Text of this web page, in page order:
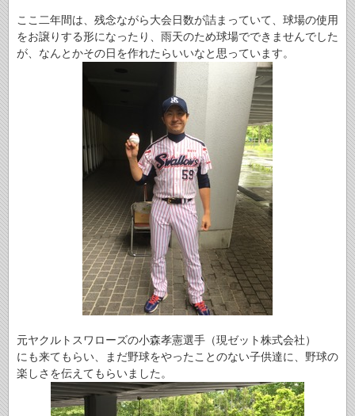
ここ二年間は、残念ながら大会日数が詰まっていて、球場の使用
をお譲りする形になったり、雨天のため球場でできませんでした
が、なんとかその日を作れたらいいなと思っています。
元ヤクルトスワローズの小森孝憲選手（現ゼット株式会社）
にも来てもらい、まだ野球をやったことのない子供達に、野球の
楽しさを伝えてもらいました。